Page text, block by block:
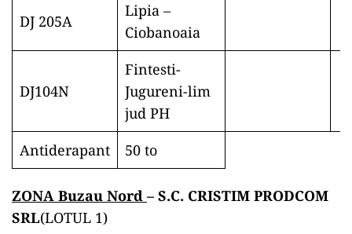
DJ 205A
Lipia –
Ciobanoaia
DJ104N
Fintesti-
Jugureni-lim
jud PH
Antiderapant
50 to
ZONA Buzau Nord – S.C. CRISTIM PRODCOM
SRL(LOTUL 1)